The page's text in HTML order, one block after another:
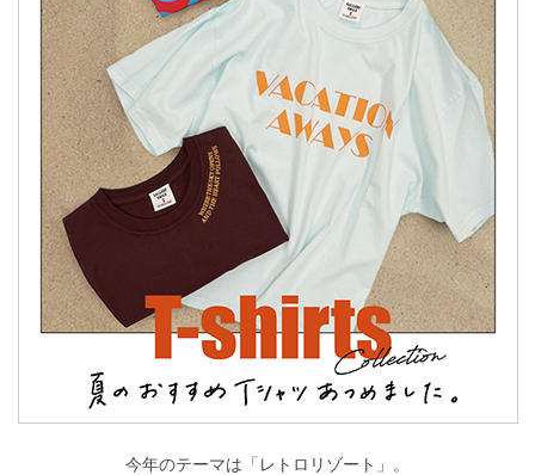
今年のテーマは「レトロリゾート」。